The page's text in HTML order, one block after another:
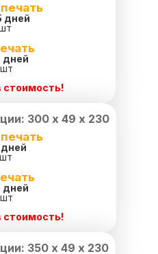
дней
дней
стоимость!
300 х 49 х 230
дней
стоимость!
350 х 49 х 230